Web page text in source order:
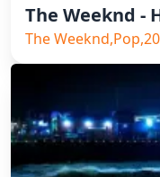
The Weeknd -
The